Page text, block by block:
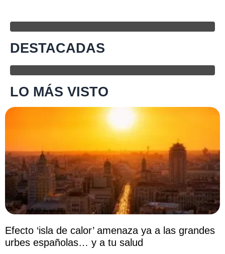
DESTACADAS
LO MÁS VISTO
Efecto ‘isla de calor’ amenaza ya a las grandes
urbes españolas… y a tu salud